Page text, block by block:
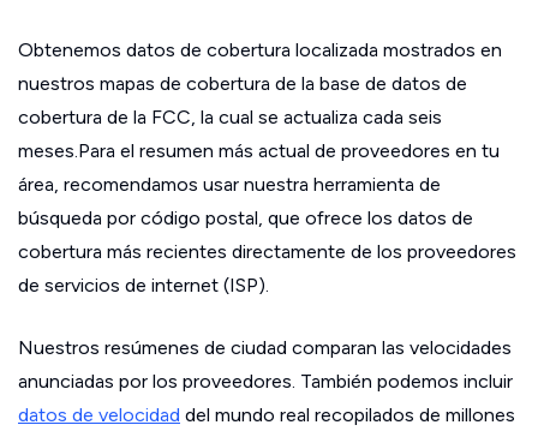
Obtenemos datos de cobertura localizada mostrados en
nuestros mapas de cobertura de la base de datos de
cobertura de la FCC, la cual se actualiza cada seis
meses.Para el resumen más actual de proveedores en tu
área, recomendamos usar nuestra herramienta de
búsqueda por código postal, que ofrece los datos de
cobertura más recientes directamente de los proveedores
de servicios de internet (ISP).
Nuestros resúmenes de ciudad comparan las velocidades
anunciadas por los proveedores. También podemos incluir
datos de velocidad del mundo real recopilados de millones